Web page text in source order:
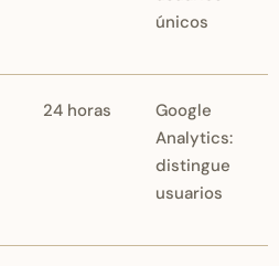
únicos
24 horas
Google
Analytics:
distingue
usuarios